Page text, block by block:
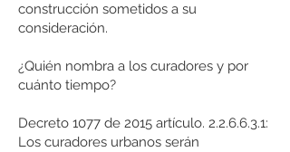
construcción sometidos a su
consideración.
¿Quién nombra a los curadores y por
cuánto tiempo?
Decreto 1077 de 2015 artículo. 2.2.6.6.3.1:
Los curadores urbanos serán